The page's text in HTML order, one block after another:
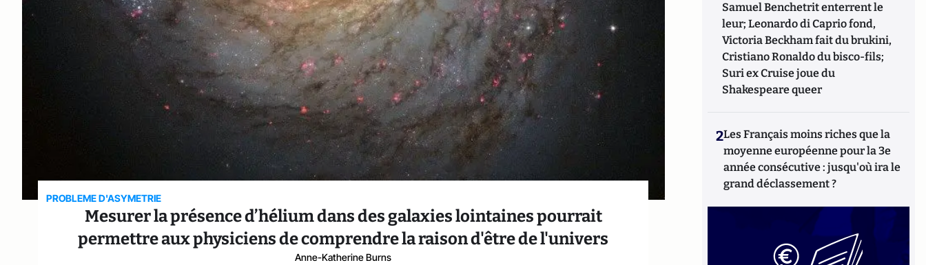
PROBLEME D'ASYMETRIE
Mesurer la présence d’hélium dans des galaxies lointaines pourrait
permettre aux physiciens de comprendre la raison d'être de l'univers
Anne-Katherine Burns
Samuel Benchetrit enterrent le
leur; Leonardo di Caprio fond,
Victoria Beckham fait du brukini,
Cristiano Ronaldo du bisco-fils;
Suri ex Cruise joue du
Shakespeare queer
2Les Français moins riches que la
moyenne européenne pour la 3e
année consécutive : jusqu'où ira le
grand déclassement ?